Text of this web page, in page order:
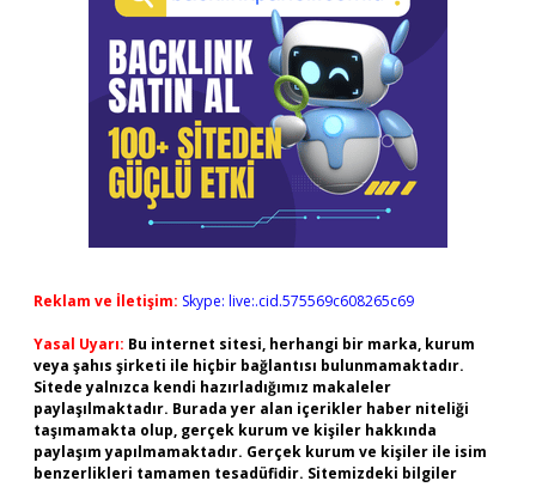
Reklam ve İletişim: Skype: live:.cid.575569c608265c69
Yasal Uyarı: Bu internet sitesi, herhangi bir marka, kurum
veya şahıs şirketi ile hiçbir bağlantısı bulunmamaktadır.
Sitede yalnızca kendi hazırladığımız makaleler
paylaşılmaktadır. Burada yer alan içerikler haber niteliği
taşımamakta olup, gerçek kurum ve kişiler hakkında
paylaşım yapılmamaktadır. Gerçek kurum ve kişiler ile isim
benzerlikleri tamamen tesadüfidir. Sitemizdeki bilgiler